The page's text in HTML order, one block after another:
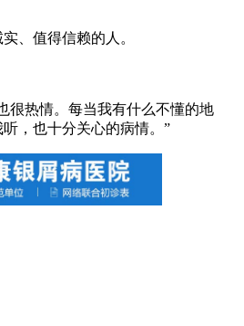
、值得信赖的人。
很热情。每当我有什么不懂的地
，也十分关心的病情。”